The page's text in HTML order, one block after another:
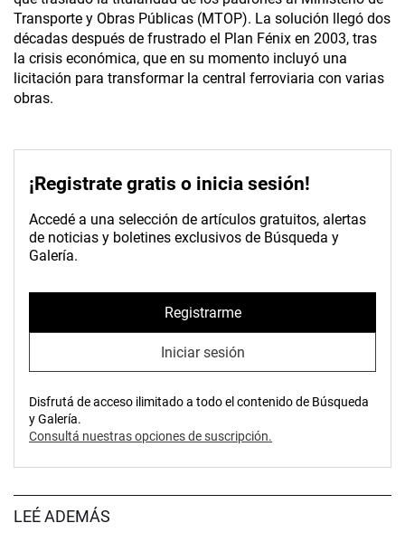
Transporte y Obras Públicas (MTOP). La solución llegó dos
décadas después de frustrado el Plan Fénix en 2003, tras
la crisis económica, que en su momento incluyó una
licitación para transformar la central ferroviaria con varias
obras.
¡Registrate gratis o inicia sesión!
Accedé a una selección de artículos gratuitos, alertas
de noticias y boletines exclusivos de Búsqueda y
Galería.
Registrarme
Iniciar sesión
Disfrutá de acceso ilimitado a todo el contenido de Búsqueda
y Galería.
Consultá nuestras opciones de suscripción.
LEÉ ADEMÁS